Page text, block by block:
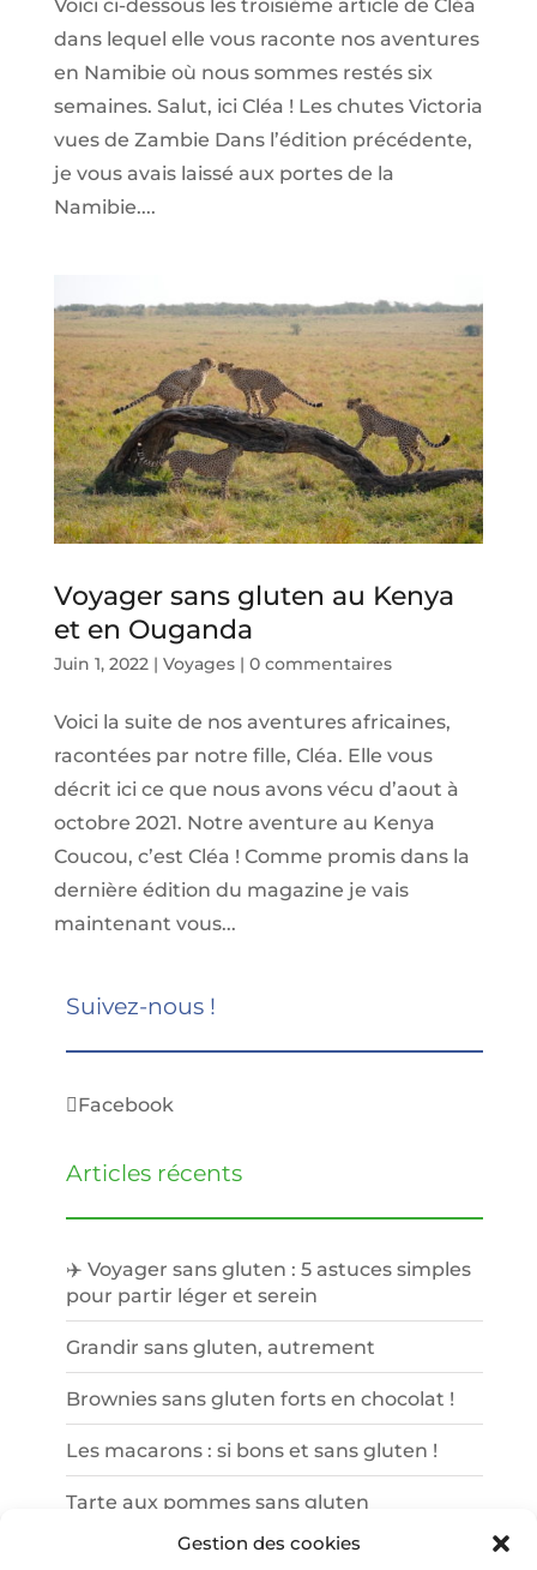
Gestion des cookies
Voici ci-dessous les troisième article de Cléa
dans lequel elle vous raconte nos aventures
en Namibie où nous sommes restés six
semaines. Salut, ici Cléa ! Les chutes Victoria
vues de Zambie Dans l’édition précédente,
je vous avais laissé aux portes de la
Namibie....
Voyager sans gluten au Kenya
et en Ouganda
Juin 1, 2022| Voyages| 0 commentaires
Voici la suite de nos aventures africaines,
racontées par notre fille, Cléa. Elle vous
décrit ici ce que nous avons vécu d’aout à
octobre 2021. Notre aventure au Kenya
Coucou, c’est Cléa ! Comme promis dans la
dernière édition du magazine je vais
maintenant vous...
Suivez-nous !
Facebook
Articles récents
✈️ Voyager sans gluten : 5 astuces simples
pour partir léger et serein
Grandir sans gluten, autrement
Brownies sans gluten forts en chocolat !
Les macarons : si bons et sans gluten !
Tarte aux pommes sans gluten
Catégories